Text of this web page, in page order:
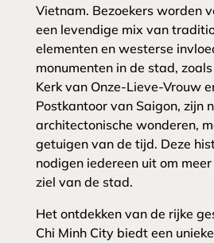
Vietnam. Bezoekers worden
een levendige mix van
elementen en westerse
monumenten in de stad,
Kerk van Onze-Lieve-Vrouw
Postkantoor van Saigon, zijn
architectonische wonderen,
getuigen van de tijd. Deze
nodigen iedereen uit om
ziel van de stad.
Het ontdekken van de rijke
Chi Minh City biedt een